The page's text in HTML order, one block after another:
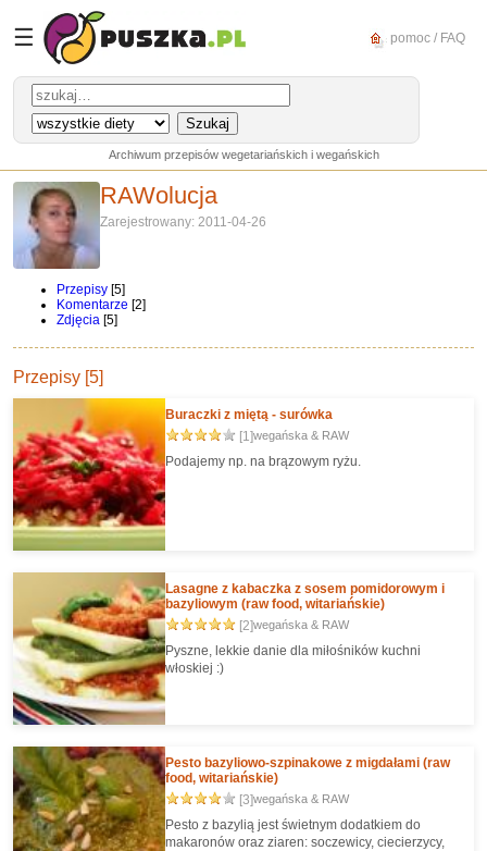
☰ pomoc / FAQ
Archiwum przepisów wegetariańskich i wegańskich
RAWolucja
Zarejestrowany: 2011-04-26
Przepisy [5]
Komentarze [2]
Zdjęcia [5]
Przepisy [5]
Buraczki z miętą - surówka
[1]wegańska & RAW
Podajemy np. na brązowym ryżu.
Lasagne z kabaczka z sosem pomidorowym i
bazyliowym (raw food, witariańskie)
[2]wegańska & RAW
Pyszne, lekkie danie dla miłośników kuchni
włoskiej :)
Pesto bazyliowo-szpinakowe z migdałami (raw
food, witariańskie)
[3]wegańska & RAW
Pesto z bazylią jest świetnym dodatkiem do
makaronów oraz ziaren: soczewicy, ciecierzycy,